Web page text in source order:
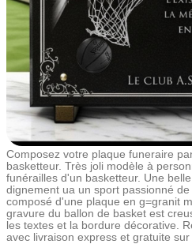
Composez votre plaque funeraire
basketteur. Très joli modèle à
funérailles d'un basketteur. Une
dignement ua un sport passionné
composé d'une plaque en g=granit
gravure du ballon de basket est
les textes et la bordure décorative.
avec livraison express et gratuite